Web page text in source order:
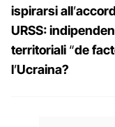
ispirarsi all’
URSS:
territoriali “de
l’Ucraina?